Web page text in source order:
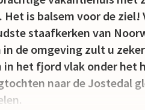
is balsem voor de
staafkerken van
in de omgeving zult u
het fjord vlak onder het
naar de Jostedal